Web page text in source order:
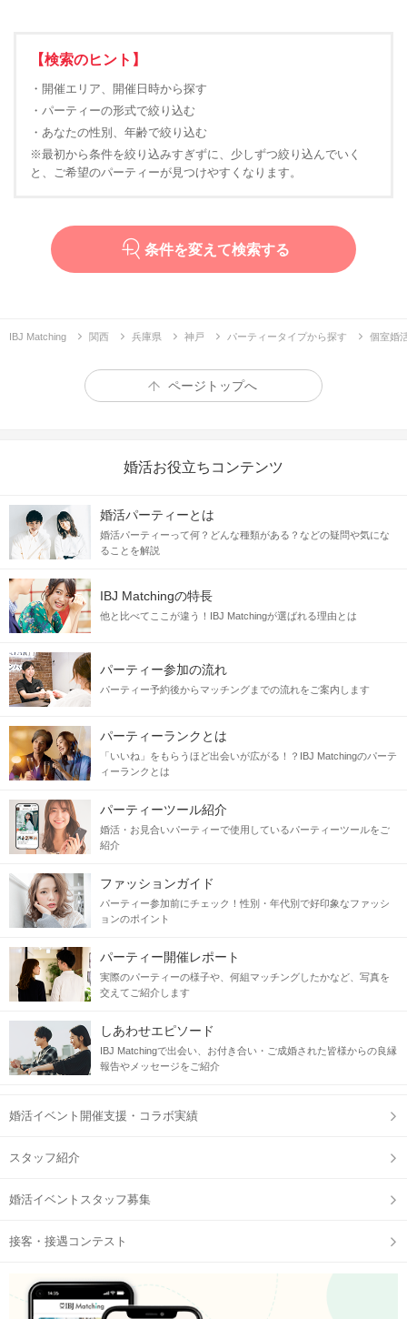
【検索のヒント】
・開催エリア、開催日時から探す
・パーティーの形式で絞り込む
・あなたの性別、年齢で絞り込む
※最初から条件を絞り込みすぎずに、少しずつ絞り込んでいく
と、ご希望のパーティーが見つけやすくなります。
条件を変えて検索する
IBJ Matching 関西 兵庫県 神戸 パーティータイプから探す 個室婚
ページトップへ
婚活お役立ちコンテンツ
婚活パーティーとは
婚活パーティーって何？どんな種類がある？などの疑問や気にな
ることを解説
IBJ Matchingの特長
他と比べてここが違う！IBJ Matchingが選ばれる理由とは
パーティー参加の流れ
パーティー予約後からマッチングまでの流れをご案内します
パーティーランクとは
「いいね」をもらうほど出会いが広がる！？IBJ Matchingのパーテ
ィーランクとは
パーティーツール紹介
婚活・お見合いパーティーで使用しているパーティーツールをご
紹介
ファッションガイド
パーティー参加前にチェック！性別・年代別で好印象なファッシ
ョンのポイント
パーティー開催レポート
実際のパーティーの様子や、何組マッチングしたかなど、写真を
交えてご紹介します
しあわせエピソード
IBJ Matchingで出会い、お付き合い・ご成婚された皆様からの良縁
報告やメッセージをご紹介
婚活イベント開催支援・コラボ実績
スタッフ紹介
婚活イベントスタッフ募集
接客・接遇コンテスト